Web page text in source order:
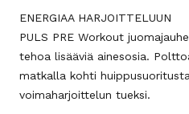
ENERGIAA HARJOITTELUUN
PULS PRE Workout
tehoa lisääviä ainesosia.
matkalla kohti
voimaharjoittelun tueksi.